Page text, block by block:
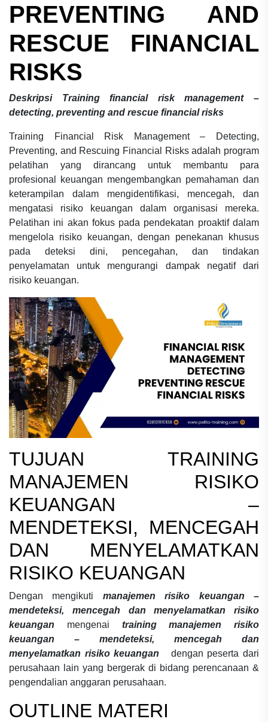
PREVENTING AND
RESCUE FINANCIAL
RISKS
Deskripsi Training financial risk management –
detecting, preventing and rescue financial risks
Training Financial Risk Management – Detecting,
Preventing, and Rescuing Financial Risks adalah program
pelatihan yang dirancang untuk membantu para
profesional keuangan mengembangkan pemahaman dan
keterampilan dalam mengidentifikasi, mencegah, dan
mengatasi risiko keuangan dalam organisasi mereka.
Pelatihan ini akan fokus pada pendekatan proaktif dalam
mengelola risiko keuangan, dengan penekanan khusus
pada deteksi dini, pencegahan, dan tindakan
penyelamatan untuk mengurangi dampak negatif dari
risiko keuangan.
TUJUAN TRAINING
MANAJEMEN RISIKO
KEUANGAN –
MENDETEKSI, MENCEGAH
DAN MENYELAMATKAN
RISIKO KEUANGAN
Dengan mengikuti
manajemen risiko keuangan –
mendeteksi, mencegah dan menyelamatkan risiko
keuangan mengenai training manajemen risiko
keuangan – mendeteksi, mencegah dan
menyelamatkan risiko keuangan
dengan peserta dari
perusahaan lain yang bergerak di bidang perencanaan &
pengendalian anggaran perusahaan.
OUTLINE MATERI